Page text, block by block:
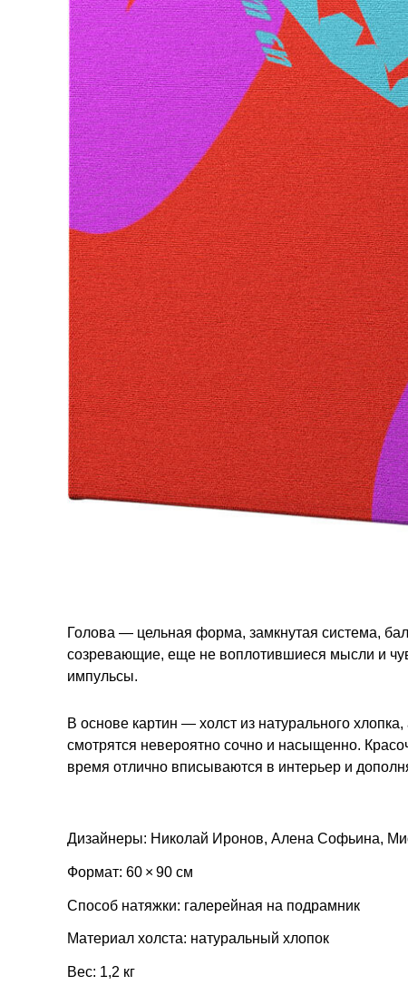
Голова — цельная форма, замкнутая система,
созревающие, еще не воплотившиеся мысли и
импульсы.
В основе картин — холст из натурального
смотрятся невероятно сочно и насыщенно.
время отлично вписываются в интерьер и
Дизайнеры: Николай Иронов, Алена Софьина,
Формат: 60 × 90 см
Способ натяжки: галерейная на подрамник
Материал холста: натуральный хлопок
Вес: 1,2 кг